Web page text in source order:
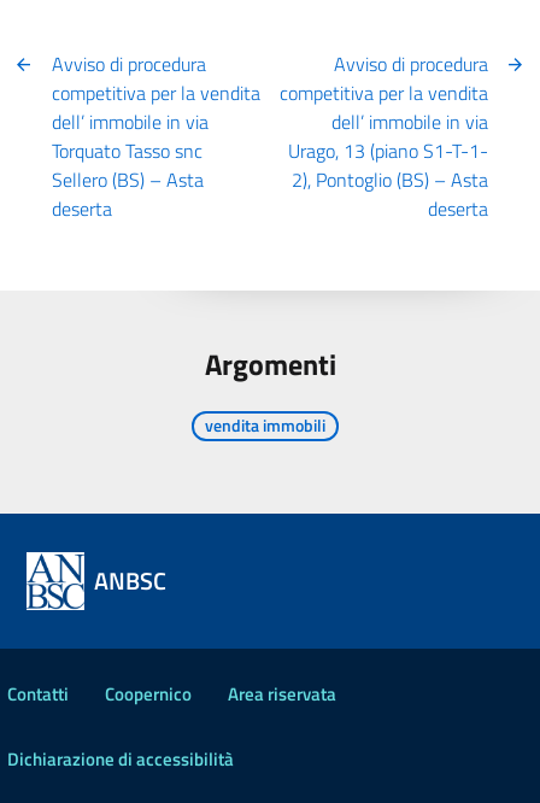
Avviso di procedura
competitiva per la vendita
dell’ immobile in via
Torquato Tasso snc
Sellero (BS) – Asta
deserta
Avviso di procedura
competitiva per la vendita
dell’ immobile in via
Urago, 13 (piano S1-T-1-
2), Pontoglio (BS) – Asta
deserta
Argomenti
vendita immobili
ANBSC
Contatti Coopernico Area riservata
Dichiarazione di accessibilità